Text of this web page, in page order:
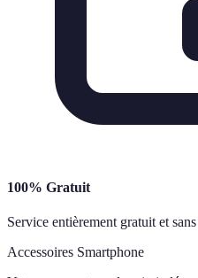
100% Gratuit
Service entièrement gratuit et
Accessoires Smartphone